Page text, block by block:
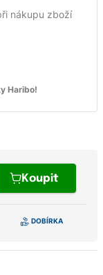
nákupu zboží
Haribo!
Koupit